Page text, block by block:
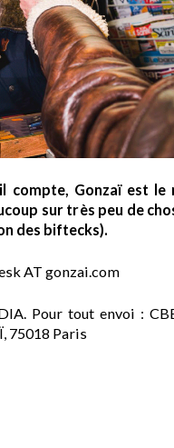
compte, Gonzaï est le
sur très peu de
des biftecks).
AT gonzai.com
Pour tout envoi :
75018 Paris